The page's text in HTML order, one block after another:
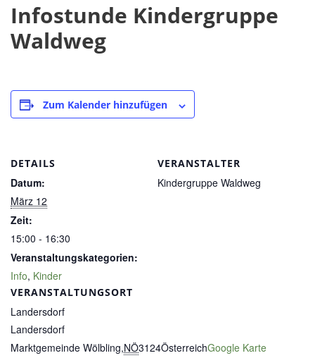
Infostunde Kindergruppe
Waldweg
Zum Kalender hinzufügen
DETAILS
Datum:
März 12
Zeit:
15:00 - 16:30
Veranstaltungskategorien:
Info, Kinder
VERANSTALTUNGSORT
Landersdorf
Landersdorf
Marktgemeinde Wölbling,NÖ3124ÖsterreichGoogle Karte
VERANSTALTER
Kindergruppe Waldweg